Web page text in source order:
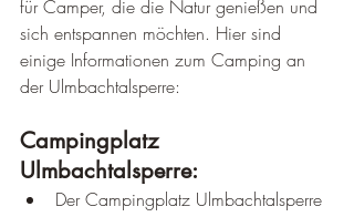
für Camper, die die Natur genießen und
sich entspannen möchten. Hier sind
einige Informationen zum Camping an
der Ulmbachtalsperre:
Campingplatz
Ulmbachtalsperre:
Der Campingplatz Ulmbachtalsperre